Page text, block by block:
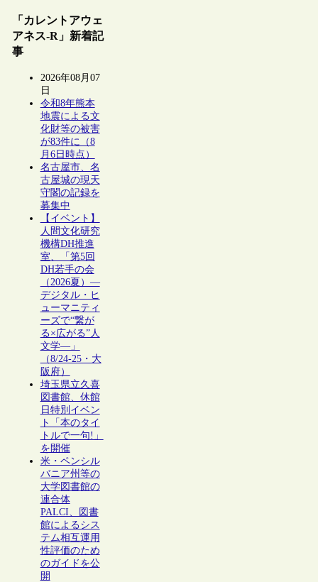
「カレントアウェ
アネス-R」新着記
事
2026年08月07
日
令和8年熊本
地震による文
化財等の被害
が83件に（8
月6日時点）
名古屋市、名
古屋城の現天
守閣の記録を
募集中
【イベント】
人間文化研究
機構DH推進
室、「第5回
DH若手の会
（2026夏）―
デジタル・ヒ
ューマニティ
ーズで“繋が
る×広がる”人
文学―」
（8/24-25・大
阪府）
埼玉県立久喜
図書館、休館
日特別イベン
ト「本のタイ
トルで一句!」
を開催
米・ペンシル
バニア州等の
大学図書館の
連合体
PALCI、図書
館によるシス
テム相互運用
性評価のため
のガイドを公
開